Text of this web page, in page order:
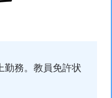
勤務。教員免許状